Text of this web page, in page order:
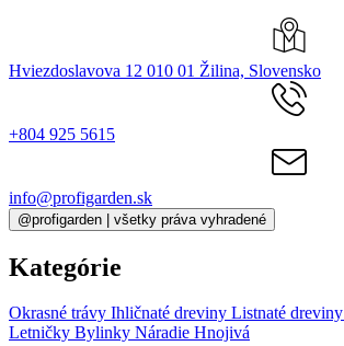
Hviezdoslavova 12 010 01 Žilina, Slovensko
+804 925 5615
info@profigarden.sk
@profigarden | všetky práva vyhradené
Kategórie
Okrasné trávy Ihličnaté dreviny Listnaté dreviny
Letničky Bylinky Náradie Hnojivá